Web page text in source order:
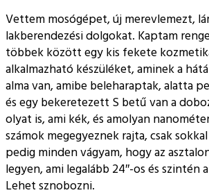
Vettem mosógépet, új merevlemezt,
lakberendezési dolgokat. Kaptam
többek között egy kis fekete
alkalmazható készüléket, aminek a
alma van, amibe beleharaptak, alatta
és egy bekeretezett S betű van a
olyat is, ami kék, és amolyan
számok megegyeznek rajta, csak
pedig minden vágyam, hogy az
legyen, ami legalább 24″-os és szintén
Lehet sznobozni.